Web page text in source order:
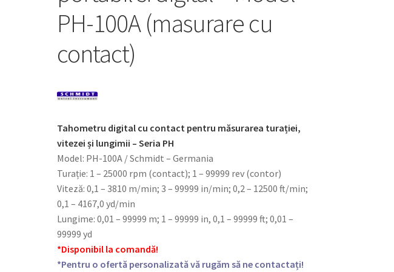
PH-100A (masurare cu
contact)
Tahometru digital cu contact pentru măsurarea turației,
vitezei și lungimii – Seria PH
Model: PH-100A / Schmidt – Germania
Turație: 1 – 25000 rpm (contact); 1 – 99999 rev (contor)
Viteză: 0,1 – 3810 m/min; 3 – 99999 in/min; 0,2 – 12500 ft/min;
0,1 – 4167,0 yd/min
Lungime: 0,01 – 99999 m; 1 – 99999 in, 0,1 – 99999 ft; 0,01 –
99999 yd
*Disponibil la comandă!
*Pentru o ofertă personalizată vă rugăm să ne contactați!